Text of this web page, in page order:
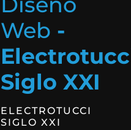
Web -
Siglo XXI
ELECTROTUCCI
SIGLO XXI